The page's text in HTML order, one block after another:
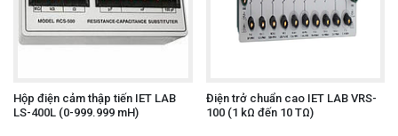
Hộp điện cảm thập tiến IET LAB
LS-400L (0-999.999 mH)
Điện trở chuẩn cao IET LAB VRS-
100 (1 kΩ đến 10 TΩ)